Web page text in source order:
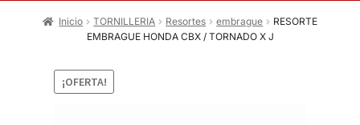
Inicio TORNILLERIA Resortes embrague
RESORTE
EMBRAGUE HONDA CBX / TORNADO X J
¡OFERTA!